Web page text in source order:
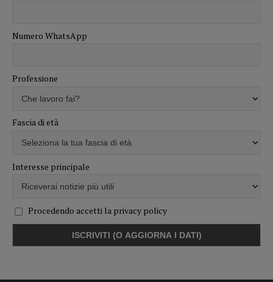
Numero WhatsApp
Professione
Fascia di età
Interesse principale
Procedendo accetti la privacy policy